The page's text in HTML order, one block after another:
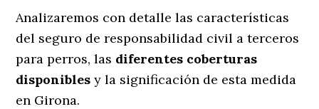
Analizaremos con detalle las características
del seguro de responsabilidad civil a terceros
para perros, las diferentes coberturas
disponibles y la significación de esta medida
en Girona.